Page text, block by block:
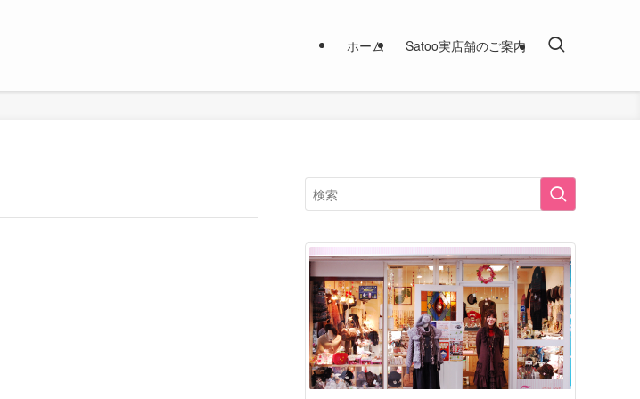
ホーム Satoo実店舗のご案内